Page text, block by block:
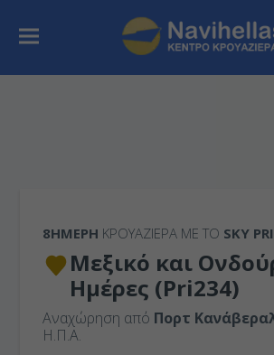
8ΉΜΕΡΗ ΚΡΟΥΑΖΙΕΡΑ ΜΕ ΤΟ SKY
Μεξικό και
Ημέρες (Pri234)
Αναχώρηση από Πορτ
Η.Π.Α.